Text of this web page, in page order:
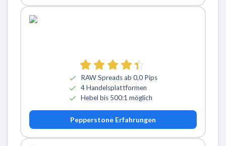
RAW Spreads ab 0,0 Pips
4 Handelsplattformen
Hebel bis 500:1 möglich
Pepperstone Erfahrungen